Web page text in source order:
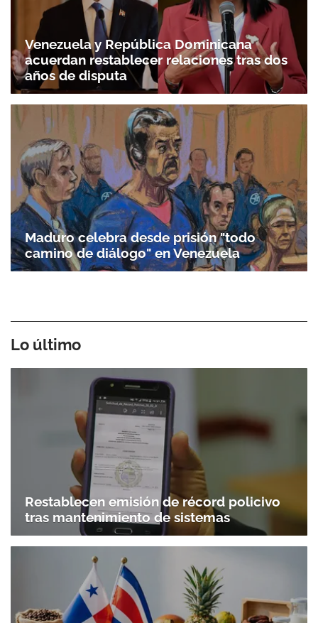
Venezuela y República Dominicana
acuerdan restablecer relaciones tras dos
años de disputa
Maduro celebra desde prisión "todo
camino de diálogo" en Venezuela
Lo último
Restablecen emisión de récord policivo
tras mantenimiento de sistemas